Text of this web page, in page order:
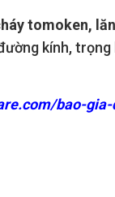
tomoken,
kính,
bao-